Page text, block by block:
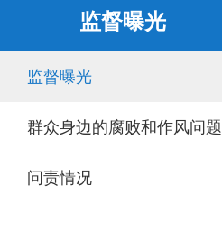
监督曝光
监督曝光
群众身边的腐败和作风问题
问责情况